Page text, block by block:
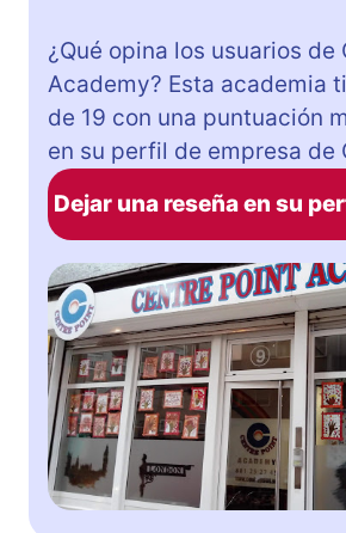
¿Qué opina los usuarios de
Academy? Esta academia
de 19 con una puntuación
en su perfil de empresa de
Dejar una reseña en su